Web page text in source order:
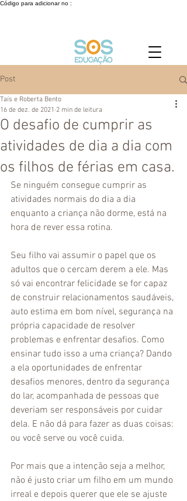
Código para adicionar no :
Post
O desafio de cumprir as
atividades de dia a dia com
os filhos de férias em casa.
Taís e Roberta Bento
16 de dez. de 2021 2 min de leitura
Se ninguém consegue cumprir as
atividades normais do dia a dia
enquanto a criança não dorme, está na
hora de rever essa rotina.
Seu filho vai assumir o papel que os
adultos que o cercam derem a ele. Mas
só vai encontrar felicidade se for capaz
de construir relacionamentos saudáveis,
auto estima em bom nível, segurança na
própria capacidade de resolver
problemas e enfrentar desafios. Como
ensinar tudo isso a uma criança? Dando
a ela oportunidades de enfrentar
desafios menores, dentro da segurança
do lar, acompanhada de pessoas que
deveriam ser responsáveis por cuidar
dela. E não dá para fazer as duas coisas:
ou você serve ou você cuida.
Por mais que a intenção seja a melhor,
não é justo criar um filho em um mundo
irreal e depois querer que ele se ajuste